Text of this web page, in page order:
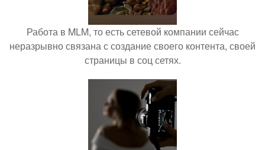
Работа в MLM, то есть сетевой компании сейчас
неразрывно связана с создание своего контента, своей
страницы в соц сетях.